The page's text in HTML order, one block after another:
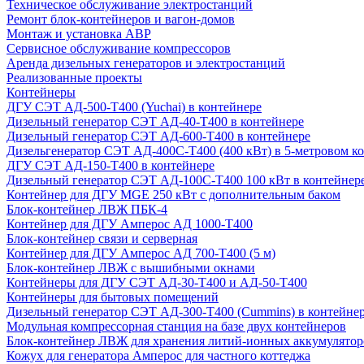
Техническое обслуживание электростанций
Ремонт блок-контейнеров и вагон-домов
Монтаж и установка АВР
Сервисное обслуживание компрессоров
Аренда дизельных генераторов и электростанций
Реализованные проекты
Контейнеры
ДГУ СЭТ АД-500-Т400 (Yuchai) в контейнере
Дизельный генератор СЭТ АД-40-Т400 в контейнере
Дизельный генератор СЭТ АД-600-Т400 в контейнере
Дизельгенератор СЭТ АД-400С-Т400 (400 кВт) в 5-метровом
ДГУ СЭТ АД-150-Т400 в контейнере
Дизельный генератор СЭТ АД-100С-Т400 100 кВт в
Контейнер для ДГУ MGE 250 кВт с дополнительным баком
Блок-контейнер ЛВЖ ПБК-4
Контейнер для ДГУ Амперос АД 1000-Т400
Блок-контейнер связи и серверная
Контейнер для ДГУ Амперос АД 700-Т400 (5 м)
Блок-контейнер ЛВЖ с вышибными окнами
Контейнеры для ДГУ СЭТ АД-30-Т400 и АД-50-Т400
Контейнеры для бытовых помещений
Дизельный генератор СЭТ АД-300-Т400 (Cummins) в
Модульная компрессорная станция на базе двух контейнеров
Блок-контейнер ЛВЖ для хранения литий-ионных
Кожух для генератора Амперос для частного коттеджа